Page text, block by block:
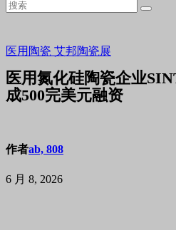
医用陶瓷 艾邦陶瓷展
医用氮化硅陶瓷企业
成500完美元融资
作者ab, 808
6 月 8, 2026